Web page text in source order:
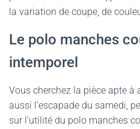
la variation de coupe, de
Le polo manches
intemporel
Vous cherchez la pièce apte à
aussi l’escapade du samedi,
sur l’utilité du polo manches